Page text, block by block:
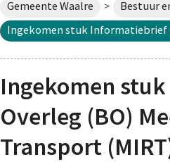
Gemeente Waalre > Bestuur
Ingekomen stuk Informatiebrief
Ingekomen
Overleg (BO)
Transport